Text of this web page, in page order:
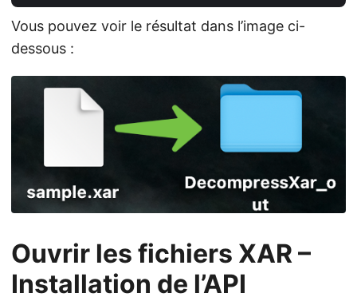
Vous pouvez voir le résultat dans l’image ci-
dessous :
Ouvrir les fichiers XAR –
Installation de l’API